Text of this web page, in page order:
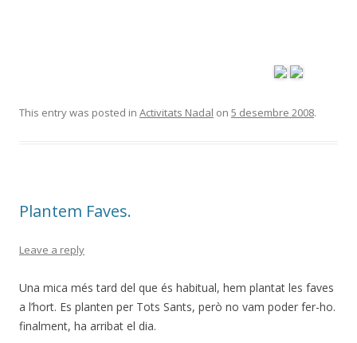
This entry was posted in Activitats Nadal on 5 desembre 2008.
Plantem Faves.
Leave a reply
Una mica més tard del que és habitual, hem plantat les faves
a l’hort. Es planten per Tots Sants, però no vam poder fer-ho.
finalment, ha arribat el dia.